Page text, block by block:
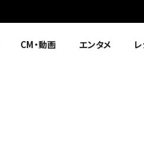
CM・動画 エンタメ